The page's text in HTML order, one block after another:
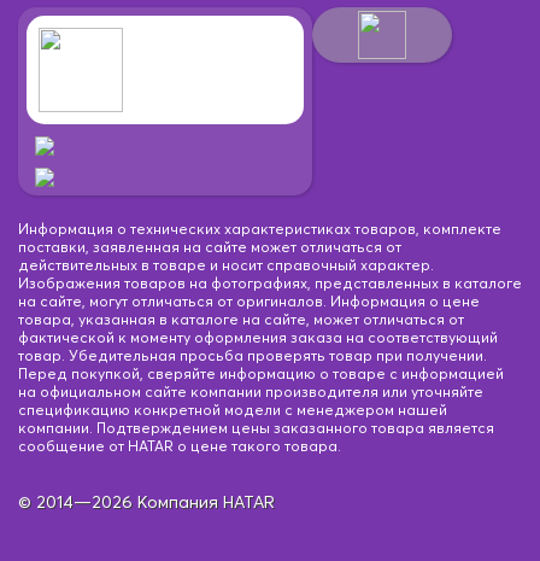
Информация о технических характеристиках товаров, комплекте
поставки, заявленная на сайте может отличаться от
действительных в товаре и носит справочный характер.
Изображения товаров на фотографиях, представленных в каталоге
на сайте, могут отличаться от оригиналов. Информация о цене
товара, указанная в каталоге на сайте, может отличаться от
фактической к моменту оформления заказа на соответствующий
товар. Убедительная просьба проверять товар при получении.
Перед покупкой, сверяйте информацию о товаре с информацией
на официальном сайте компании производителя или уточняйте
спецификацию конкретной модели с менеджером нашей
компании. Подтверждением цены заказанного товара является
сообщение от HATAR о цене такого товара.
© 2014—2026 Компания HATAR